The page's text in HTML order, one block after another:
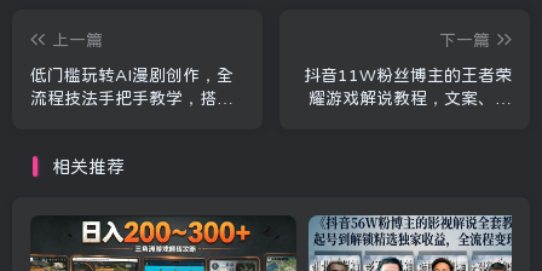
上一篇
低门槛玩转AI漫剧创作，全
流程技法手把手教学，搭配
下一篇
抖音11W粉丝博主的王者荣
耀游戏解说教程，文案、配
相关推荐